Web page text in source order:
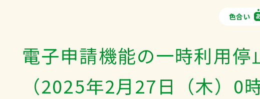
色合い
電子申請機能の一時利用停
（2025年2月27日（木）0